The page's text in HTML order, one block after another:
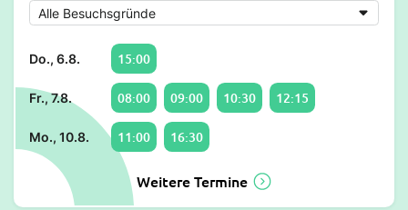
Do., 6.8. 15:00
Fr., 7.8. 08:00 09:00 10:30 12:15
Mo., 10.8. 11:00 16:30
Weitere Termine